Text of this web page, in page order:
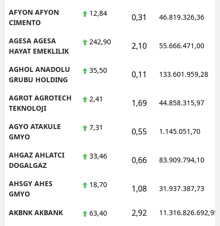
Mersin
Kars
Kırşehir
Kütahya
AFYON AFYON
CIMENTO
12,84 0,31 46.819.326,36
AGESA AGESA
HAYAT EMEKLILIK
242,90 2,10 55.666.471,00
AGHOL ANADOLU
GRUBU HOLDING
35,50 0,11 133.601.959,28
AGROT AGROTECH
TEKNOLOJI
2,41 1,69 44.858.315,97
AGYO ATAKULE
GMYO
7,31 0,55 1.145.051,70
AHGAZ AHLATCI
DOGALGAZ
33,46 0,66 83.909.794,10
AHSGY AHES
GMYO
18,70 1,08 31.937.387,73
AKBNK AKBANK 63,40 2,92 11.316.826.692,95